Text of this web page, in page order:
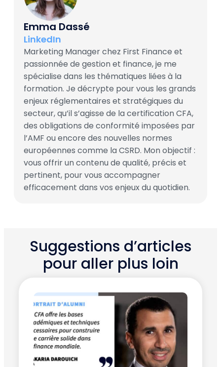
Emma Dassé
LinkedIn
Marketing Manager chez First Finance et
passionnée de gestion et finance, je me
spécialise dans les thématiques liées à la
formation. Je décrypte pour vous les grands
enjeux réglementaires et stratégiques du
secteur, qu’il s’agisse de la certification CFA,
des obligations de conformité imposées par
l’AMF ou encore des nouvelles normes
européennes comme la CSRD. Mon objectif :
vous offrir un contenu de qualité, précis et
pertinent, pour vous accompagner
efficacement dans vos enjeux du quotidien.
Suggestions d’articles
pour aller plus loin